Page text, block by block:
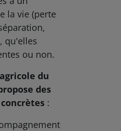
la vie (perte
qu'elles
ou non.
du
des
: